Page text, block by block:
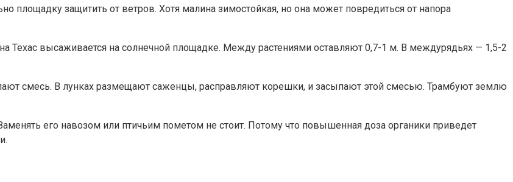
площадку защитить от ветров. Хотя малина зимостойкая, но она может повредиться от напора
Техас высаживается на солнечной площадке. Между растениями оставляют 0,7-1 м. В междурядьях — 1,5-2
смесь. В лунках размещают саженцы, расправляют корешки, и засыпают этой смесью. Трамбуют землю
его навозом или птичьим пометом не стоит. Потому что повышенная доза органики приведет